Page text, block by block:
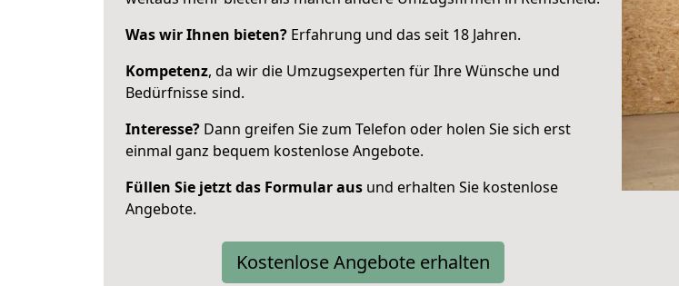
Was wir Ihnen bieten? Erfahrung und das seit 18 Jahren.
Kompetenz, da wir die Umzugsexperten für Ihre Wünsche und
Bedürfnisse sind.
Interesse? Dann greifen Sie zum Telefon oder holen Sie sich erst
einmal ganz bequem kostenlose Angebote.
Füllen Sie jetzt das Formular aus und erhalten Sie kostenlose
Angebote.
Kostenlose Angebote erhalten